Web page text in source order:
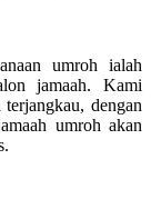
umroh ialah
jamaah. Kami
dengan
umroh akan